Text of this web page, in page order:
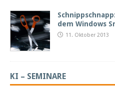
dem Windows
11. Oktober 2013
KI – SEMINARE